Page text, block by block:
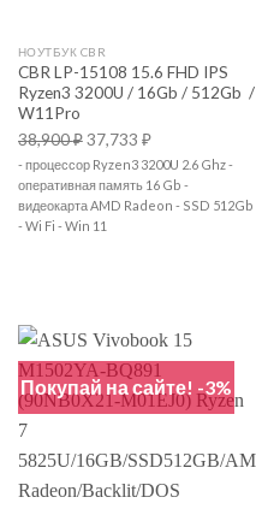
НОУТБУК CBR
CBR LP-15108 15.6 FHD IPS
Ryzen3 3200U / 16Gb / 512Gb /
W11Pro
38,900₽ 37,733 ₽
- процессор Ryzen3 3200U 2.6 Ghz -
оперативная память 16 Gb -
видеокарта AMD Radeon - SSD 512Gb
- Wi Fi - Win 11
Покупай на сайте! -3%